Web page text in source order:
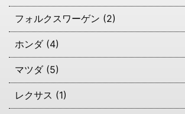
フォルクスワーゲン (2)
ホンダ (4)
マツダ (5)
レクサス (1)